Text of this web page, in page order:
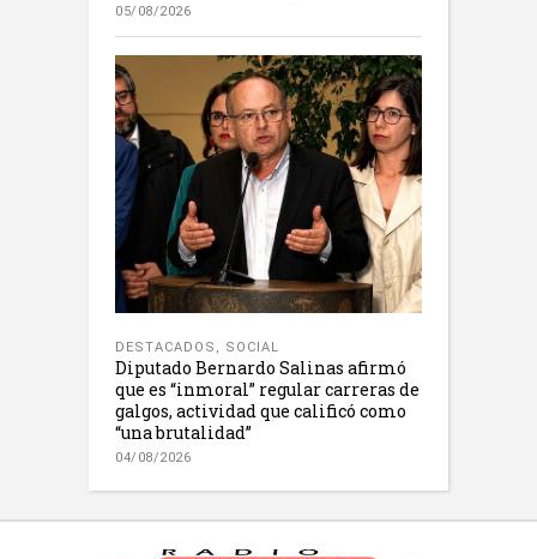
05/08/2026
DESTACADOS , SOCIAL
Diputado Bernardo Salinas afirmó
que es “inmoral” regular carreras de
galgos, actividad que calificó como
“una brutalidad”
04/08/2026